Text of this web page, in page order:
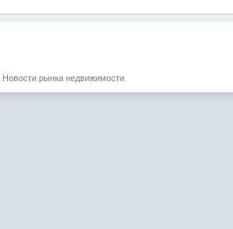
Новости рынка недвижимости